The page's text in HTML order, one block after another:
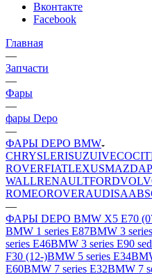
Вконтакте
Facebook
Главная
—
Запчасти
—
Фары
—
фары Depo
—
ФАРЫ DEPO BMW
CHRYSLERISUZUIVECO
ROVERFIATLEXUSMAZDA
WALLRENAULTFORD
ROMEOROVERAUDISAAB
—
ФАРЫ DEPO BMW X5 E70
BMW 1 series E87BMW 3
series E46BMW 3 series E90
F30 (12-)BMW 5 series E34
E60BMW 7 series E32BMW 7